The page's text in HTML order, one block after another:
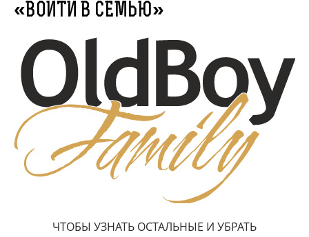
«ВОЙТИ В СЕМЬЮ»
ЧТОБЫ УЗНАТЬ ОСТАЛЬНЫЕ И УБРАТЬ